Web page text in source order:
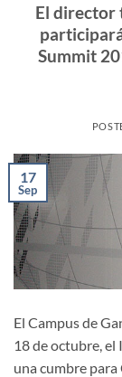
El director
Summit
17
Sep
El Campus de
18 de octubre,
una cumbre para